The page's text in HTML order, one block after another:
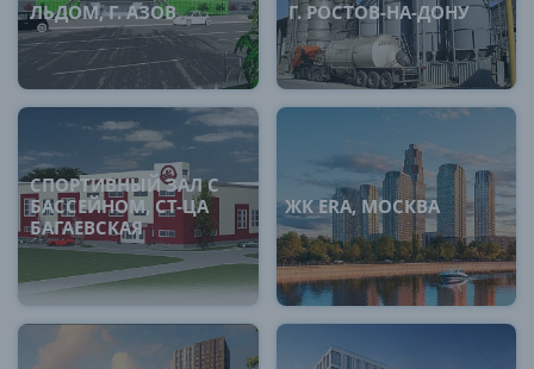
ЛЬДОМ, Г. АЗОВ
Г. РОСТОВ-НА-ДОНУ
СПОРТИВНЫЙ ЗАЛ С
БАССЕЙНОМ, СТ-ЦА
БАГАЕВСКАЯ
ЖК ERA, МОСКВА